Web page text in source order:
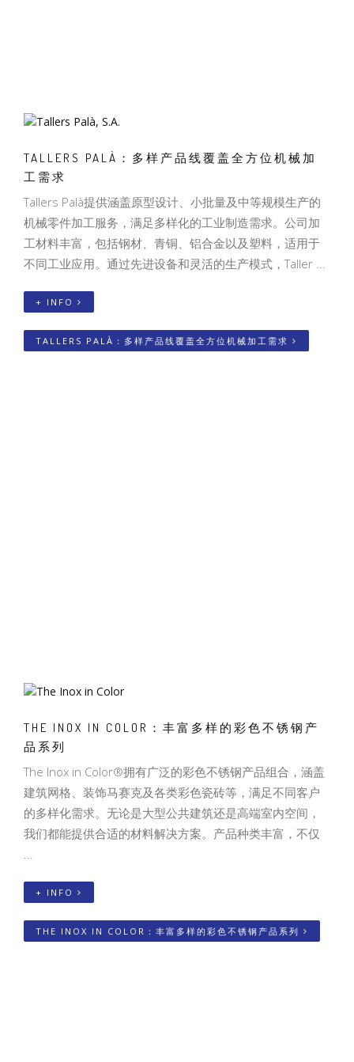
TALLERS PALÀ：多样产品线覆盖全方位机械加
工需求
Tallers Palà提供涵盖原型设计、小批量及中等规模生产的
机械零件加工服务，满足多样化的工业制造需求。公司加
工材料丰富，包括钢材、青铜、铝合金以及塑料，适用于
不同工业应用。通过先进设备和灵活的生产模式，Taller ...
+ INFO
TALLERS PALÀ：多样产品线覆盖全方位机械加工需求
THE INOX IN COLOR：丰富多样的彩色不锈钢产
品系列
The Inox in Color®拥有广泛的彩色不锈钢产品组合，涵盖
建筑网格、装饰马赛克及各类彩色瓷砖等，满足不同客户
的多样化需求。无论是大型公共建筑还是高端室内空间，
我们都能提供合适的材料解决方案。产品种类丰富，不仅
...
+ INFO
THE INOX IN COLOR：丰富多样的彩色不锈钢产品系列